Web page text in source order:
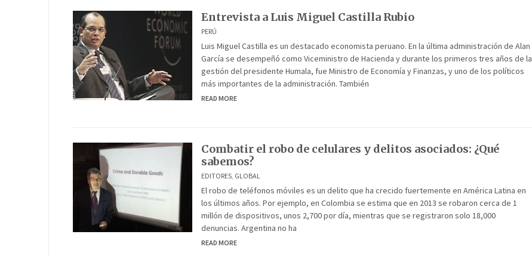
Entrevista a Luis Miguel Castilla Rubio
PERÚ
Luis Miguel Castilla es un destacado economista peruano. En la última administración de Alan
García se desempeñó como Viceministro de Hacienda y durante los primeros tres años de la
gestión del presidente Humala, fue Ministro de Economía y Finanzas, y uno de los políticos
más importantes de la administración. También
READ MORE
Combatir el robo de celulares y delitos asociados: ¿Qué
sabemos?
EDITORES, GLOBAL
El robo de teléfonos móviles es un delito que ha crecido fuertemente en América Latina en
los últimos años. Por ejemplo, en Colombia se estima que en 2013 se robaron cerca de 1
millón de dispositivos, unos 2,700 por día, mientras que se registraron solo 18,000
denuncias. Argentina no ha
READ MORE